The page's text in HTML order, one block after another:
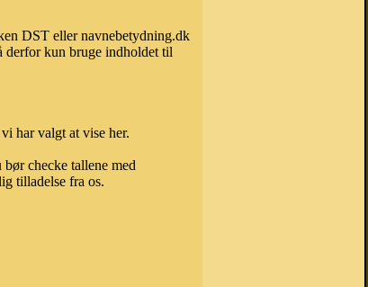
DST eller navnebetydning.dk
derfor kun bruge indholdet til
har valgt at vise her.
checke tallene med
tilladelse fra os.